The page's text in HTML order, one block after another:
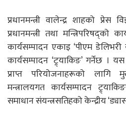
प्रधानमन्त्री वालेन्द्र शाहको प्रेस
प्रधानमन्त्री तथा मन्त्रिपरिषद्को
कार्यसम्पादन एकाइ ‘पीएम
कार्यसम्पादन ‘ट्र्याकिङ’ गर्नेछ ।
प्राप्त परियोजनाहरूको
मन्त्रालयगत कार्यसम्पादन
समाधान संयन्त्रसतिहको केन्द्रीय